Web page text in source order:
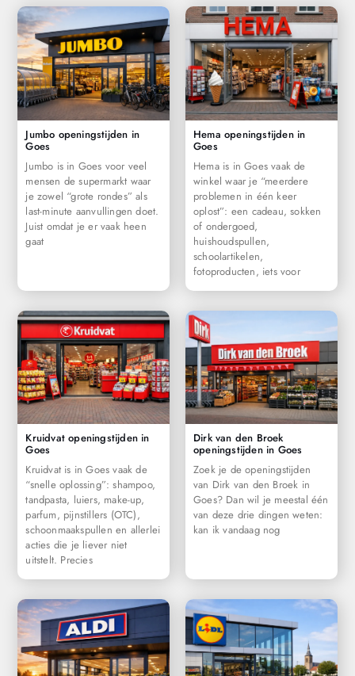
Jumbo openingstijden in
Goes
Jumbo is in Goes voor veel
mensen de supermarkt waar
je zowel “grote rondes” als
last-minute aanvullingen doet.
Juist omdat je er vaak heen
gaat
Hema openingstijden in
Goes
Hema is in Goes vaak de
winkel waar je “meerdere
problemen in één keer
oplost”: een cadeau, sokken
of ondergoed,
huishoudspullen,
schoolartikelen,
fotoproducten, iets voor
Kruidvat openingstijden in
Goes
Kruidvat is in Goes vaak de
“snelle oplossing”: shampoo,
tandpasta, luiers, make-up,
parfum, pijnstillers (OTC),
schoonmaakspullen en allerlei
acties die je liever niet
uitstelt. Precies
Dirk van den Broek
openingstijden in Goes
Zoek je de openingstijden
van Dirk van den Broek in
Goes? Dan wil je meestal één
van deze drie dingen weten:
kan ik vandaag nog